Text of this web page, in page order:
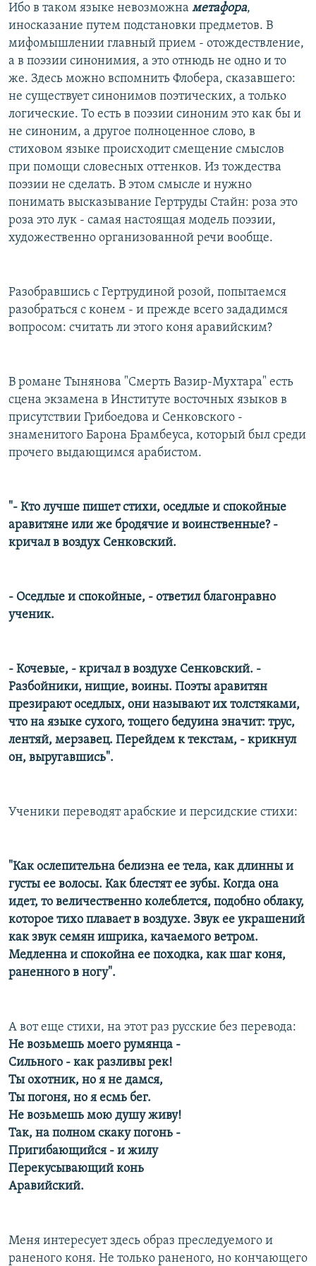
Ибо в таком языке невозможна метафора,
иносказание путем подстановки предметов. В
мифомышлении главный прием - отождествление,
а в поэзии синонимия, а это отнюдь не одно и то
же. Здесь можно вспомнить Флобера, сказавшего:
не существует синонимов поэтических, а только
логические. То есть в поэзии синоним это как бы и
не синоним, а другое полноценное слово, в
стиховом языке происходит смещение смыслов
при помощи словесных оттенков. Из тождества
поэзии не сделать. В этом смысле и нужно
понимать высказывание Гертруды Стайн: роза это
роза это лук - самая настоящая модель поэзии,
художественно организованной речи вообще.
Разобравшись с Гертрудиной розой, попытаемся
разобраться с конем - и прежде всего зададимся
вопросом: считать ли этого коня аравийским?
В романе Тынянова "Смерть Вазир-Мухтара" есть
сцена экзамена в Институте восточных языков в
присутствии Грибоедова и Сенковского -
знаменитого Барона Брамбеуса, который был среди
прочего выдающимся арабистом.
"- Кто лучше пишет стихи, оседлые и спокойные
аравитяне или же бродячие и воинственные? -
кричал в воздух Сенковский.
- Оседлые и спокойные, - ответил благонравно
ученик.
- Кочевые, - кричал в воздухе Сенковский. -
Разбойники, нищие, воины. Поэты аравитян
презирают оседлых, они называют их толстяками,
что на языке сухого, тощего бедуина значит: трус,
лентяй, мерзавец. Перейдем к текстам, - крикнул
он, выругавшись".
Ученики переводят арабские и персидские стихи:
"Как ослепительна белизна ее тела, как длинны и
густы ее волосы. Как блестят ее зубы. Когда она
идет, то величественно колеблется, подобно облаку,
которое тихо плавает в воздухе. Звук ее украшений
как звук семян ишрика, качаемого ветром.
Медленна и спокойна ее походка, как шаг коня,
раненного в ногу".
А вот еще стихи, на этот раз русские без перевода:
Не возьмешь моего румянца -
Сильного - как разливы рек!
Ты охотник, но я не дамся,
Ты погоня, но я есмь бег.
Не возьмешь мою душу живу!
Так, на полном скаку погонь -
Пригибающийся - и жилу
Перекусывающий конь
Аравийский.
Меня интересует здесь образ преследуемого и
раненого коня. Не только раненого, но кончающего